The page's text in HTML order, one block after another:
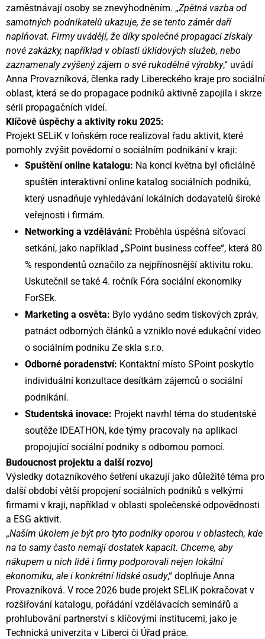
zaměstnávají osoby se znevýhodněním. „Zpětná vazba od
samotných podnikatelů ukazuje, že se tento záměr daří
naplňovat. Firmy uvádějí, že díky společné propagaci získaly
nové zakázky, například v oblasti úklidových služeb, nebo
zaznamenaly zvýšený zájem o své rukodělné výrobky,“ uvádí
Anna Provazníková, členka rady Libereckého kraje pro sociální
oblast, která se do propagace podniků aktivně zapojila i skrze
sérii propagačních videí.
Klíčové úspěchy a aktivity roku 2025:
Projekt SELiK v loňském roce realizoval řadu aktivit, které
pomohly zvýšit povědomí o sociálním podnikání v kraji:
Spuštění online katalogu: Na konci května byl oficiálně
spuštěn interaktivní online katalog sociálních podniků,
který usnadňuje vyhledávání lokálních dodavatelů široké
veřejnosti i firmám.
Networking a vzdělávání: Proběhla úspěšná síťovací
setkání, jako například „SPoint business coffee“, která 80
% respondentů označilo za nejpřínosnější aktivitu roku.
Uskutečnil se také 4. ročník Fóra sociální ekonomiky
ForSEk.
Marketing a osvěta: Bylo vydáno sedm tiskových zpráv,
patnáct odborných článků a vzniklo nové edukační video
o sociálním podniku Ze skla s.r.o.
Odborné poradenství: Kontaktní místo SPoint poskytlo
individuální konzultace desítkám zájemců o sociální
podnikání.
Studentská inovace: Projekt navrhl téma do studentské
soutěže IDEATHON, kde týmy pracovaly na aplikaci
propojující sociální podniky s odbornou pomocí.
Budoucnost projektu a další rozvoj
Výsledky dotazníkového šetření ukazují jako důležité téma pro
další období větší propojení sociálních podniků s velkými
firmami v kraji, například v oblasti společenské odpovědnosti
a ESG aktivit.
„Naším úkolem je být pro tyto podniky oporou v oblastech, kde
na to samy často nemají dostatek kapacit. Chceme, aby
nákupem u nich lidé i firmy podporovali nejen lokální
ekonomiku, ale i konkrétní lidské osudy,“ doplňuje Anna
Provazníková. V roce 2026 bude projekt SELiK pokračovat v
rozšiřování katalogu, pořádání vzdělávacích seminářů a
prohlubování partnerství s klíčovými institucemi, jako je
Technická univerzita v Liberci či Úřad práce.